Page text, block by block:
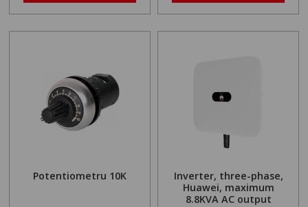
Potentiometru 10K
Inverter, three-phase,
Huawei, maximum
8.8KVA AC output